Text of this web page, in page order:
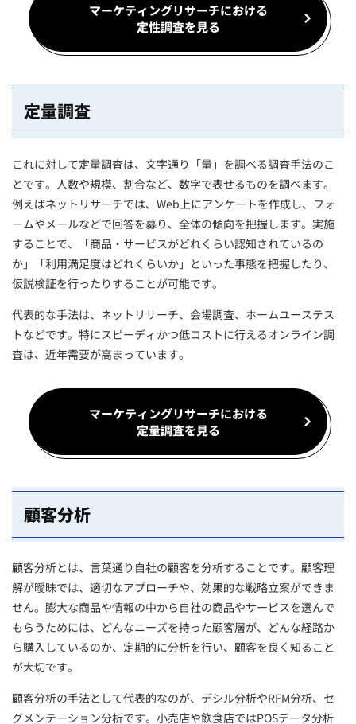
マーケティングリサーチにおける
定性調査を見る
定量調査
これに対して定量調査は、文字通り「量」を調べる調査手法のこ
とです。人数や規模、割合など、数字で表せるものを調べます。
例えばネットリサーチでは、Web上にアンケートを作成し、フォ
ームやメールなどで回答を募り、全体の傾向を把握します。実施
することで、「商品・サービスがどれくらい認知されているの
か」「利用満足度はどれくらいか」といった事態を把握したり、
仮説検証を行ったりすることが可能です。
代表的な手法は、ネットリサーチ、会場調査、ホームユーステス
トなどです。特にスピーディかつ低コストに行えるオンライン調
査は、近年需要が高まっています。
マーケティングリサーチにおける
定量調査を見る
顧客分析
顧客分析とは、言葉通り自社の顧客を分析することです。顧客理
解が曖昧では、適切なアプローチや、効果的な戦略立案ができま
せん。膨大な商品や情報の中から自社の商品やサービスを選んで
もらうためには、どんなニーズを持った顧客層が、どんな経路か
ら購入しているのか、定期的に分析を行い、顧客を良く知ること
が大切です。
顧客分析の手法として代表的なのが、デシル分析やRFM分析、セ
グメンテーション分析です。小売店や飲食店ではPOSデータ分析